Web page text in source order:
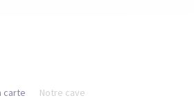
carte Notre cave